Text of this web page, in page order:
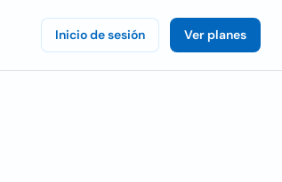
Inicio de sesión Ver planes